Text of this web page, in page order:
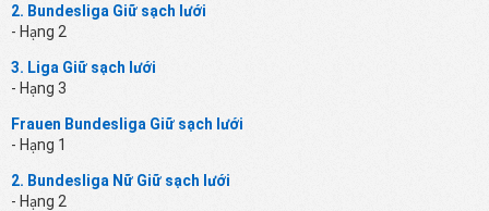
2. Bundesliga Giữ sạch lưới
- Hạng 2
3. Liga Giữ sạch lưới
- Hạng 3
Frauen Bundesliga Giữ sạch lưới
- Hạng 1
2. Bundesliga Nữ Giữ sạch lưới
- Hạng 2